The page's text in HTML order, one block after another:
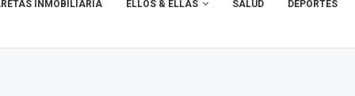
INMOBILIARIA ELLOS & ELLAS SALUD DEPORTES